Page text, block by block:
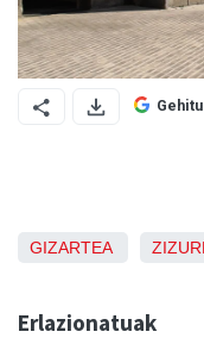
GIZARTEA
Erlazionatuak